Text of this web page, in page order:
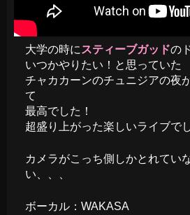
大学の時に スティーブガッドの
いつかやりたい！と思っていた
チャカカーンのチュニジアの夜
て
最高でした！
超盛り上がった楽しいライブで
カメラがこっち側しかとれてい
い、、、
ボーカル：WAKASA